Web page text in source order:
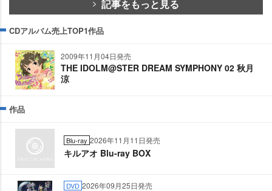
記事をもっと見る
CDアルバム売上TOP1作品
2009年11月04日発売
THE IDOLM@STER DREAM SYMPHONY 02 秋月
涼
作品
Blu-ray 2026年11月11日発売
キルアオ Blu-ray BOX
DVD 2026年09月25日発売